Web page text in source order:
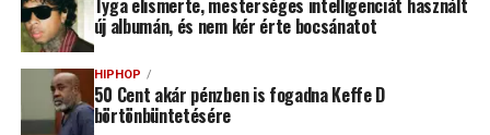
új albumán, és nem kér érte bocsánatot
HIPHOP
50 Cent akár pénzben is fogadna Keffe D
börtönbüntetésére